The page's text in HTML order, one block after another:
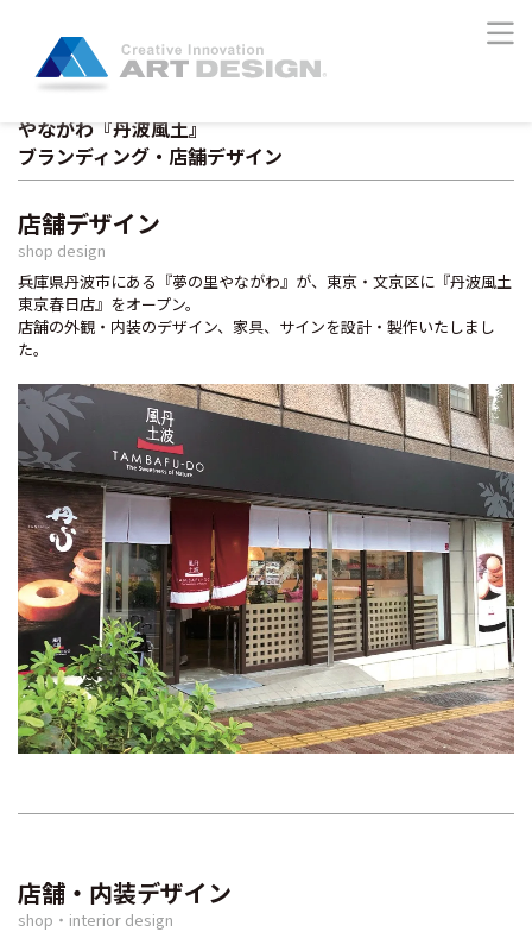
やながわ『丹波風土』
ブランディング・店舗デザイン
店舗デザイン
shop design
兵庫県丹波市にある『夢の里やながわ』が、東京・文京区に『丹波風土
東京春日店』をオープン。
店舗の外観・内装のデザイン、家具、サインを設計・製作いたしまし
た。
店舗・内装デザイン
shop・interior design